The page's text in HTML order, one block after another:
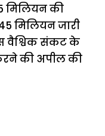
मिलियन की
मिलियन जारी
वैश्विक संकट के
की अपील की